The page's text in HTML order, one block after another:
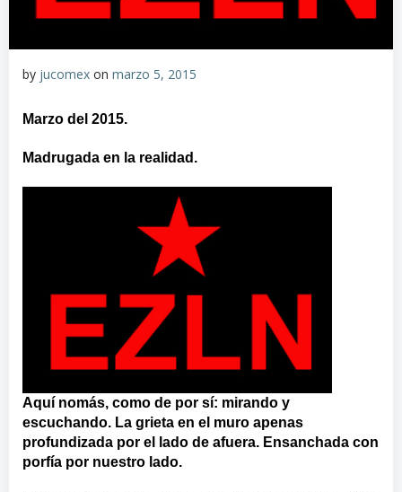
by jucomex on marzo 5, 2015
Marzo del 2015.
Madrugada en la realidad.
Aquí nomás, como de por sí: mirando y
escuchando. La grieta en el muro apenas
profundizada por el lado de afuera. Ensanchada con
porfía por nuestro lado.